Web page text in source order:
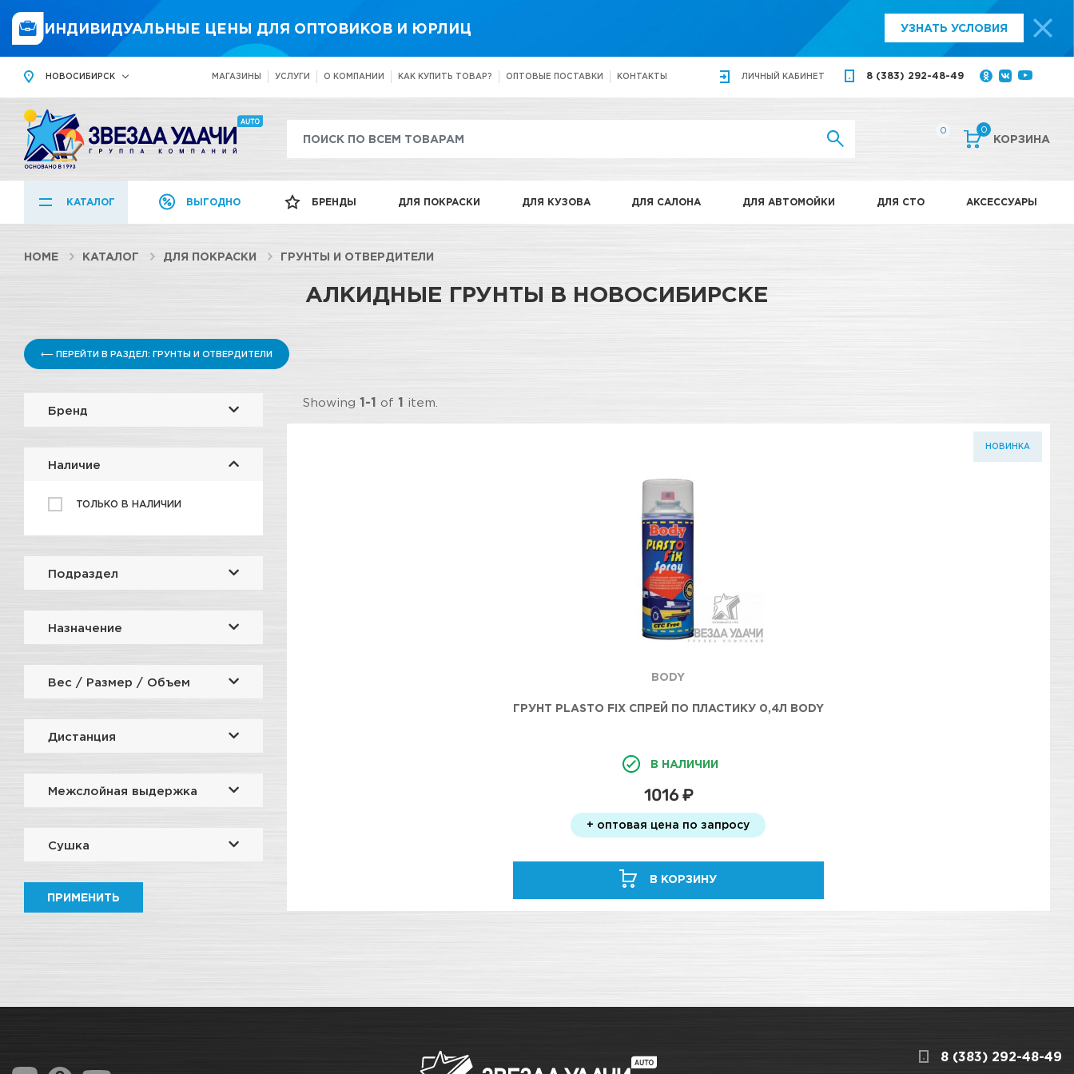
ИНДИВИДУАЛЬНЫЕ ЦЕНЫ ДЛЯ ОПТОВИКОВ И ЮРЛИЦ УЗНАТЬ УСЛОВИЯ
НОВОСИБИРСК МАГАЗИНЫ УСЛУГИ О КОМПАНИИ КАК КУПИТЬ ТОВАР? ОПТОВЫЕ ПОСТАВКИ КОНТАКТЫ ЛИЧНЫЙ КАБИНЕТ 8 (383) 292-48-49
0 0
КОРЗИНА
КАТАЛОГ ВЫГОДНО БРЕНДЫ ДЛЯ ПОКРАСКИ ДЛЯ КУЗОВА ДЛЯ САЛОНА ДЛЯ АВТОМОЙКИ ДЛЯ СТО АКСЕССУАРЫ
HOME КАТАЛОГ ДЛЯ ПОКРАСКИ ГРУНТЫ И ОТВЕРДИТЕЛИ
АЛКИДНЫЕ ГРУНТЫ В НОВОСИБИРСКЕ
⟵ ПЕРЕЙТИ В РАЗДЕЛ: ГРУНТЫ И ОТВЕРДИТЕЛИ
Бренд
Наличие
ТОЛЬКО В НАЛИЧИИ
Подраздел
Назначение
Вес / Размер / Объем
Дистанция
Межслойная выдержка
Сушка
ПРИМЕНИТЬ
Showing 1-1 of 1 item.
НОВИНКА
BODY
ГРУНТ PLASTO FIX СПРЕЙ ПО ПЛАСТИКУ 0,4Л BODY
В НАЛИЧИИ
1016 ₽
+ оптовая цена по запросу
В КОРЗИНУ
8 (383) 292-48-49